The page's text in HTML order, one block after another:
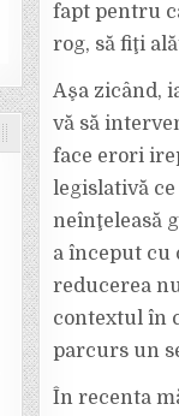
fapt pentru
rog, să fiţi
Aşa zicând,
vă să
face erori
legislativă
neînţeleasă
a început cu
reducerea
contextul în
parcurs un
În recenta